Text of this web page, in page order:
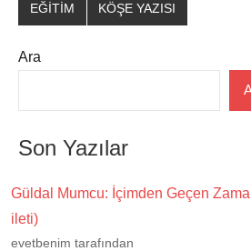
EĞİTİM KÖŞE YAZISI
Ara
Son Yazılar
Güldal Mumcu: İçimden Geçen
ileti)
evetbenim tarafından